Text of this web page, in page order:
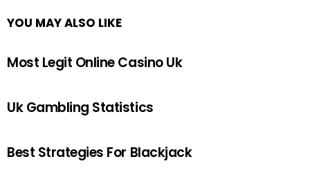
YOU MAY ALSO LIKE
Most Legit Online Casino Uk
Uk Gambling Statistics
Best Strategies For Blackjack